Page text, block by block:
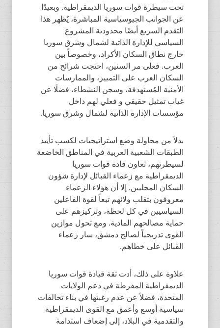
تحت سيطرة قوات سوريا الديمقراطية. وبعيدًا
عن الجوانب الجيوسياسية المباشرة، يُظهر هذا
التقدم السريع أيضًا محدودية المشروع
السياسي للإدارة الذاتية لشمال وشرق سوريا
خارج نطاق السكان الأكراد، وخصوصاً بين
العرب. فعلى مر السنين، احتجت شرائح من
السكان العرب على التمييز، والممارسات
الأمنية المُستهدفة، وسجن النشطاء، فضلًا عن
غياب تمثيل حقيقي و فعلي لهم داخل
مؤسسات الإدارة الذاتية لشمال وشرق سوريا.
بدلاً من محاولة وضع استراتيجيات لكسب تأييد
الطبقات الشعبية العربية في المناطق الخاضعة
لسيطرتهم، تعاون قادة قوات سوريا
الديمقراطية مع زعماء القبائل لإدارة شؤون
السكان المحليين. إلا أن هؤلاء الزعماء
معروفون بتقلب ولائهم تبعاً لقوة الفاعلين
السياسيين في كل لحظة، وتركيزهم على
حماية مصالحهم المادية. ومع تحول موازين
القوى تدريجياً لصالح دمشق، سار زعماء
القبائل على خطاهم.
علاوة على ذلك، أدت ثقة قيادة قوات سوريا
الديمقراطية المفرطة في دعم الولايات
المتحدة، فضلاً عن عدم رغبتها في بناء تحالفات
سياسية أوسع وأعمق مع القوى الديمقراطية
والتقدمية في البلاد، إلى إضعاف استدامة